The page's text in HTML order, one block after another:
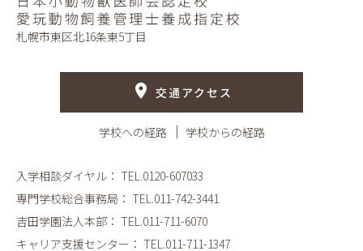
札幌市東区北16条東5丁目
交通アクセス
学校への経路 学校からの経路
入学相談ダイヤル： TEL.0120-607033
専門学校総合事務局： TEL.011-742-3441
吉田学園法人本部： TEL.011-711-6070
キャリア支援センター： TEL.011-711-1347